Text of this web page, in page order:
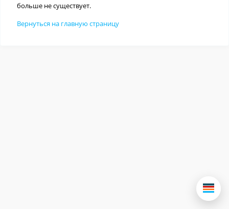
больше не существует.
Вернуться на главную страницу